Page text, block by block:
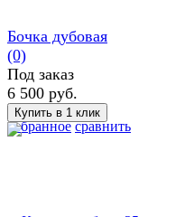
избранное сравнить
Бочка дубовая
(0)
Под заказ
6 500 руб.